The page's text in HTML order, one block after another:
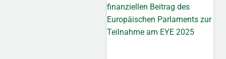
finanziellen Beitrag des
Europäischen Parlaments zur
Teilnahme am EYE 2025